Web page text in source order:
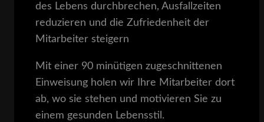
des Lebens durchbrechen, Ausfallzeiten
reduzieren und die Zufriedenheit der
Mitarbeiter steigern
Mit einer 90 minütigen zugeschnittenen
Einweisung holen wir Ihre Mitarbeiter dort
ab, wo sie stehen und motivieren Sie zu
einem gesunden Lebensstil.